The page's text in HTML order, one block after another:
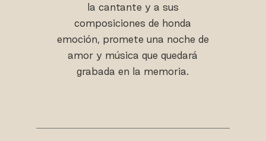
la cantante y a sus
composiciones de honda
emoción, promete una noche de
amor y música que quedará
grabada en la memoria.